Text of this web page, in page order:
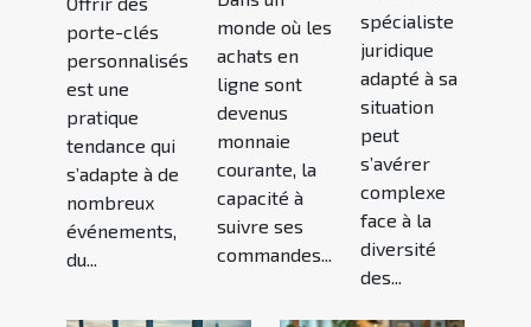
porte-clés
personnalisés
est une
pratique
tendance qui
s’adapte à de
nombreux
événements,
du...
monde où les
achats en
ligne sont
devenus
monnaie
courante, la
capacité à
suivre ses
commandes...
spécialiste
juridique
adapté à sa
situation
peut
s’avérer
complexe
face à la
diversité
des...